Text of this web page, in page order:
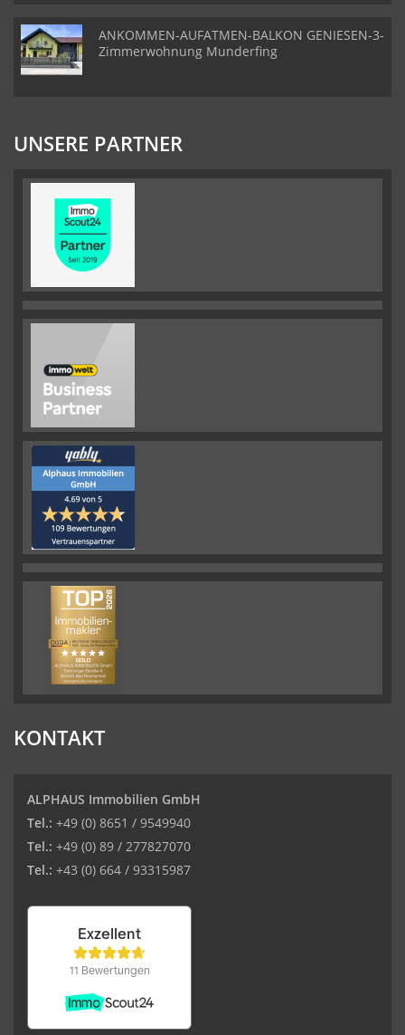
ANKOMMEN-AUFATMEN-BALKON GENIESEN-3-
Zimmerwohnung Munderfing
UNSERE PARTNER
KONTAKT
ALPHAUS Immobilien GmbH
Tel.: +49 (0) 8651 / 9549940
Tel.: +49 (0) 89 / 277827070
Tel.: +43 (0) 664 / 93315987